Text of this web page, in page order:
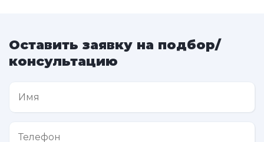
Оставить заявку на подбор/
консультацию